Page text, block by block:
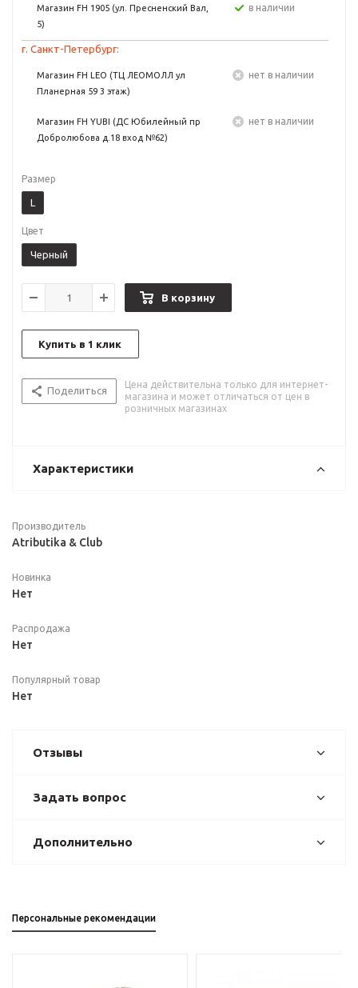
Магазин FH 1905 (ул. Пресненский Вал,
5)
в наличии
г. Санкт-Петербург:
Магазин FH LEO (ТЦ ЛЕОМОЛЛ ул
Планерная 59 3 этаж)
Нет в наличии
Магазин FH YUBI (ДС Юбилейный пр
Добролюбова д.18 вход №62)
Нет в наличии
Размер
L
Цвет
Черный
В корзину
Купить в 1 клик
Поделиться
Цена действительна только для интернет-
магазина и может отличаться от цен в
розничных магазинах
Характеристики
Производитель
Atributika & Club
Новинка
Нет
Распродажа
Нет
Популярный товар
Нет
Отзывы
Задать вопрос
Дополнительно
Персональные рекомендации